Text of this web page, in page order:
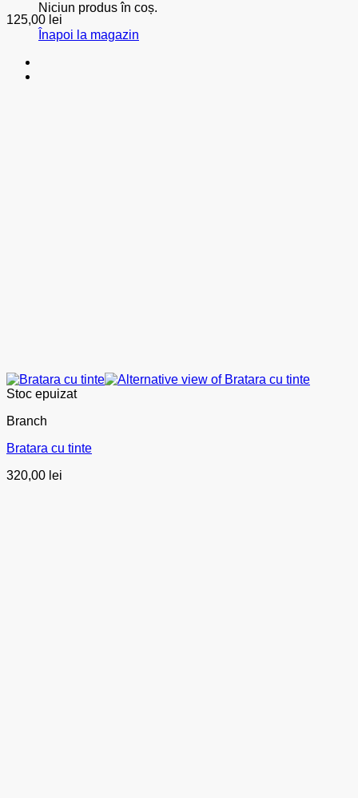
Niciun produs în coș.
Înapoi la magazin
125,00 lei
Stoc epuizat
Branch
Bratara cu tinte
320,00 lei